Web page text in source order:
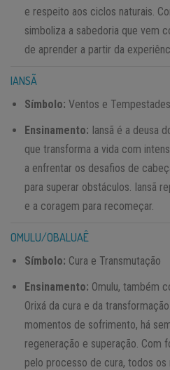
e respeito aos ciclos naturais.
simboliza a sabedoria que vem
de aprender a partir da
IANSÃ
Símbolo: Ventos e Tempestades
Ensinamento: Iansã é a deusa
que transforma a vida com
a enfrentar os desafios de
para superar obstáculos. Iansã
e a coragem para recomeçar.
OMULU/OBALUAÊ
Símbolo: Cura e Transmutação
Ensinamento: Omulu, também
Orixá da cura e da
momentos de sofrimento, há
regeneração e superação. Com
pelo processo de cura, todos os